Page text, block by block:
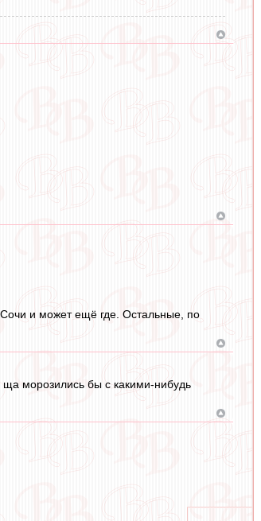
и может ещё где. Остальные, по
ща морозились бы с какими-нибудь